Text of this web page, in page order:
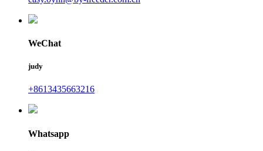
WeChat
judy
+8613435663216
Whatsapp